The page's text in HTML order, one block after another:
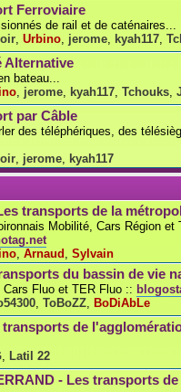
Ferroviaire
de rail et de caténaires...
Urbino jerome kyah117
Alternative
bateau...
jerome kyah117 Tchouks
par Câble
des téléphériques, des
jerome kyah117
transports de la
Mobilité, Cars Région et
Arnaud Sylvain
du bassin de vie
Fluo et TER Fluo ::
ToBoZZ BoDiAbLe
transports de
Latil 22
- Les transports